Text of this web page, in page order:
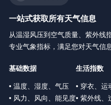
一站式获取所有天气信息
从温湿风压到空气质量、紫外线
专业气象指标，满足您对天气信
基础数据
• 温度、湿度、气压
• 风力、风向、能见度
生活指数
• 穿衣、运
• 紫外线、